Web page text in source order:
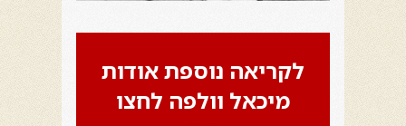
לקריאה נוספת אודות
מיכאל וולפה לחצו